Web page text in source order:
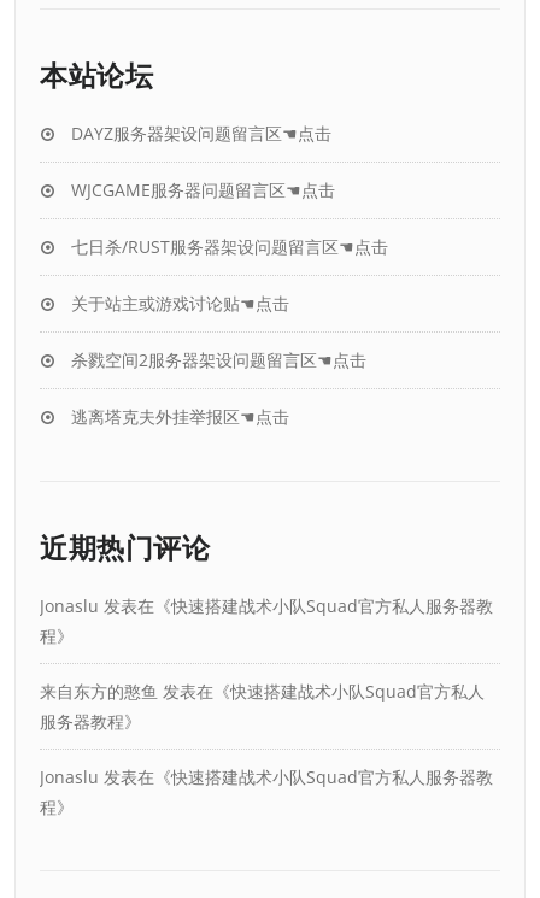
本站论坛
DAYZ服务器架设问题留言区☚点击
WJCGAME服务器问题留言区☚点击
七日杀/RUST服务器架设问题留言区☚点击
关于站主或游戏讨论贴☚点击
杀戮空间2服务器架设问题留言区☚点击
逃离塔克夫外挂举报区☚点击
近期热门评论
Jonaslu 发表在《快速搭建战术小队Squad官方私人服务器教
程》
来自东方的憨鱼 发表在《快速搭建战术小队Squad官方私人
服务器教程》
Jonaslu 发表在《快速搭建战术小队Squad官方私人服务器教
程》